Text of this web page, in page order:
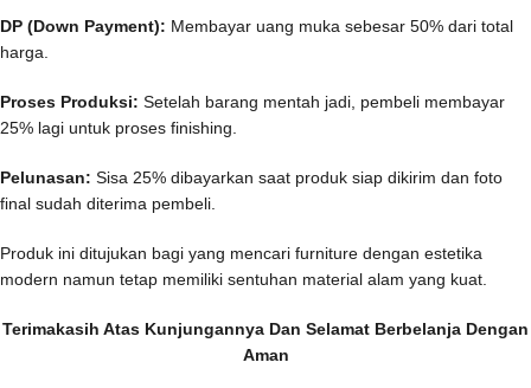
DP (Down Payment): Membayar uang muka sebesar 50% dari total
harga.
Proses Produksi: Setelah barang mentah jadi, pembeli membayar
25% lagi untuk proses finishing.
Pelunasan: Sisa 25% dibayarkan saat produk siap dikirim dan foto
final sudah diterima pembeli.
Produk ini ditujukan bagi yang mencari furniture dengan estetika
modern namun tetap memiliki sentuhan material alam yang kuat.
Terimakasih Atas Kunjungannya Dan Selamat Berbelanja Dengan
Aman